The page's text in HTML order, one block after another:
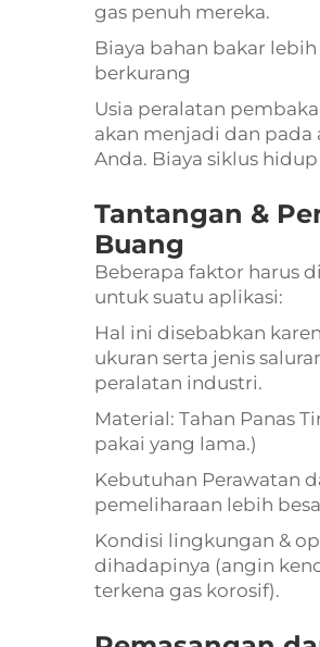
gas penuh mereka.
Biaya bahan bakar
berkurang
Usia peralatan
akan menjadi dan
Anda. Biaya siklus
Tantangan &
Buang
Beberapa faktor harus
untuk suatu aplikasi:
Hal ini disebabkan
ukuran serta jenis
peralatan industri.
Material: Tahan Panas
pakai yang lama.)
Kebutuhan Perawatan
pemeliharaan lebih
Kondisi lingkungan &
dihadapinya (angin
terkena gas korosif).